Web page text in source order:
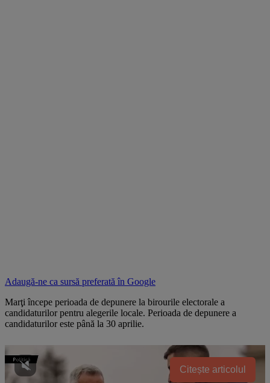
Adaugă-ne ca sursă preferată în Google
Marţi începe perioada de depunere la birourile electorale a
candidaturilor pentru alegerile locale. Perioada de depunere a
candidaturilor este până la 30 aprilie.
Citește articolul